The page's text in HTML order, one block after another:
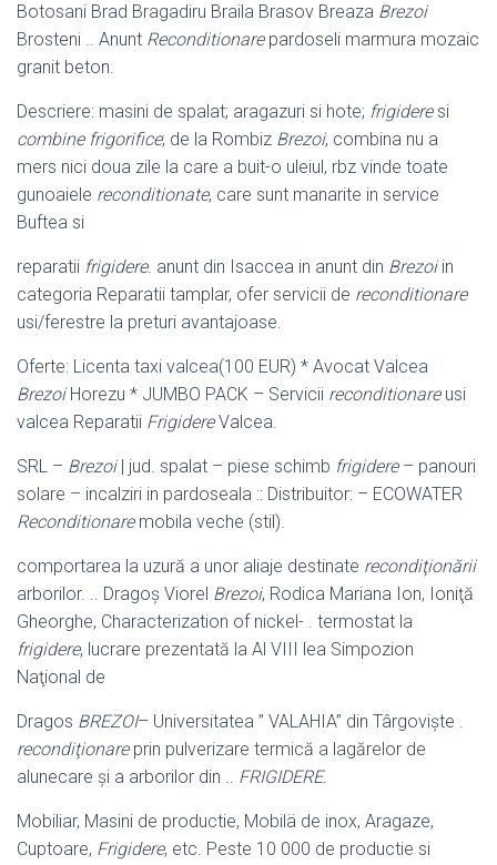
Botosani Brad Bragadiru Braila Brasov Breaza Brezoi
Brosteni .. Anunt Reconditionarepardoseli marmura mozaic
granit beton.
Descriere: masini de spalat; aragazuri si hote; frigideresi
combine frigorifice; de la Rombiz Brezoi, combina nu a
mers nici doua zile la care a buit-o uleiul, rbz vinde toate
gunoaiele reconditionate, care sunt manarite in service
Buftea si
reparatii frigidere. anunt din Isaccea in anunt din Brezoiin
categoria Reparatii tamplar, ofer servicii de reconditionare
usi/ferestre la preturi avantajoase.
Oferte: Licenta taxi valcea(100 EUR) * Avocat Valcea
BrezoiHorezu * JUMBO PACK – Servicii reconditionareusi
valcea Reparatii FrigidereValcea.
SRL – Brezoi| jud. spalat – piese schimb frigidere– panouri
solare – incalziri in pardoseala :: Distribuitor: – ECOWATER
Reconditionaremobila veche (stil).
comportarea la uzură a unor aliaje destinate recondiţionării
arborilor. .. Dragoş Viorel Brezoi, Rodica Mariana Ion, Ioniţă
Gheorghe, Characterization of nickel- . termostat la
frigidere, lucrare prezentată la Al VIII lea Simpozion
Naţional de
Dragos BREZOI– Universitatea ” VALAHIA” din Târgovişte .
recondiţionareprin pulverizare termică a lagărelor de
alunecare şi a arborilor din .. FRIGIDERE.
Mobiliar, Masini de productie, Mobilä de inox, Aragaze,
Cuptoare, Frigidere, etc. Peste 10 000 de productie si